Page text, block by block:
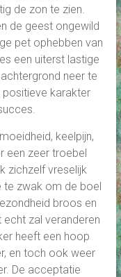
de zon te zien.
de geest ongewild
pet ophebben van
een uiterst lastige
neer te
karakter
keelpijn,
een zeer troebel
zichzelf vreselijk
te zwak om de boel
broos en
zal veranderen
heeft een hoop
en toch ook weer
De acceptatie